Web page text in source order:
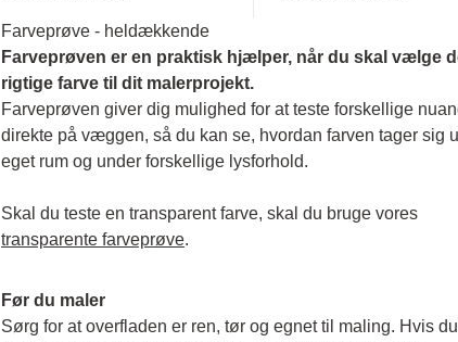
Farveprøve - heldækkende
Farveprøven er en praktisk hjælper, når du skal vælge
rigtige farve til dit malerprojekt.
Farveprøven giver dig mulighed for at teste forskellige
direkte på væggen, så du kan se, hvordan farven tager sig
eget rum og under forskellige lysforhold.
transparente farveprøve.
Før du maler
Sørg for at overfladen er ren, tør og egnet til maling. Hvis du